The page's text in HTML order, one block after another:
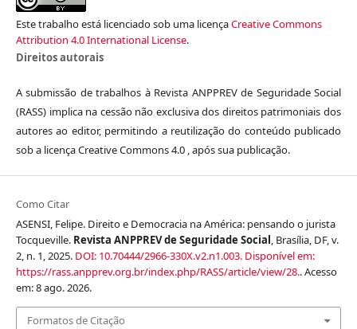
Este trabalho está licenciado sob uma licençaCreative Commons
Attribution 4.0 International License.
Direitos autorais
A submissão de trabalhos à Revista ANPPREV de Seguridade Social
(RASS) implica na cessão não exclusiva dos direitos patrimoniais dos
autores ao editor, permitindo a reutilização do conteúdo publicado
sob a licença Creative Commons 4.0 , após sua publicação.
Como Citar
ASENSI, Felipe. Direito e Democracia na América: pensando o jurista
Tocqueville. Revista ANPPREV de Seguridade Social , Brasília, DF, v.
2, n. 1, 2025. DOI: 10.70444/2966-330X.v2.n1.003.Disponível em:
https://rass.anpprev.org.br/index.php/RASS/article/view/28.. Acesso
em: 8 ago. 2026.
Formatos de Citação